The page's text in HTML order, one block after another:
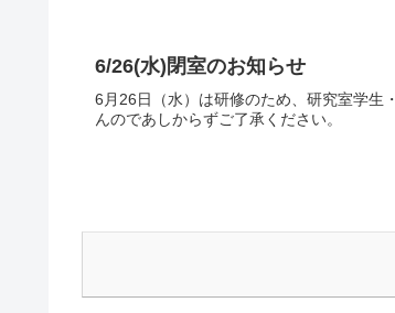
6/26(水)閉室のお知らせ
6月26日（水）は研修のため、研究室学生
んのであしからずご了承ください。